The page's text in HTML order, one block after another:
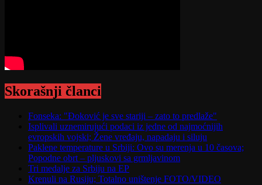
Skorašnji članci
Fonseka: "Đoković je sve stariji – zato to predlaže"
Isplivali uznemirujući podaci iz jedne od najmoćnijih
evropskih vojski; Žene vređaju, napadaju i siluju
Paklene temperature u Srbiji: Ovo su merenja u 10 časova;
Popodne obrt – pljuskovi sa grmljavinom
Tri medalje za Srbiju na EP
Krenuli na Rusiju; Totalno uništenje FOTO/VIDEO